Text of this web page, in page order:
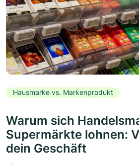
Hausmarke vs. Markenprodukt
Warum sich
Supermärkte lohnen:
dein Geschäft